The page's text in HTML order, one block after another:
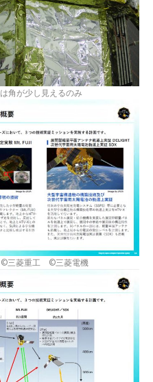
角が少し見えるのみ
三菱重工 ©三菱電機